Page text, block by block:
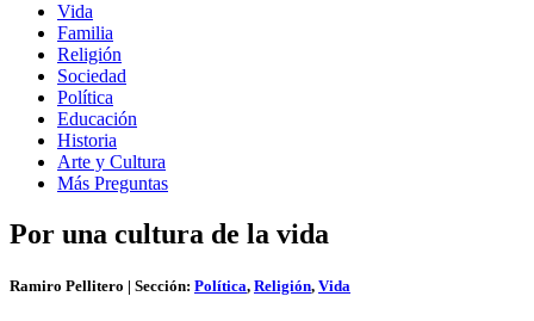
Vida
Familia
Religión
Sociedad
Política
Educación
Historia
Arte y Cultura
Más Preguntas
Por una cultura de la vida
Ramiro Pellitero | Sección: Política, Religión, Vida